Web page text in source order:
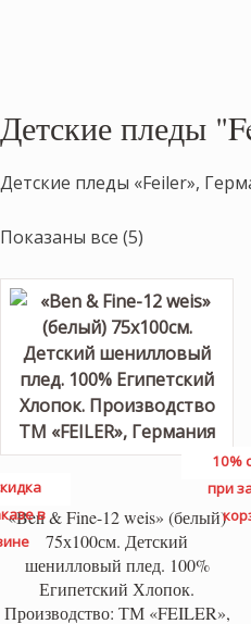
Детские пледы
Детские пледы «Feiler»,
Показаны все (5)
в
«Ben & Fine-12 weis» (белый)
75х100см. Детский
шенилловый плед. 100%
Египетский Хлопок.
Производство: ТМ «FEILER»,
10%
при